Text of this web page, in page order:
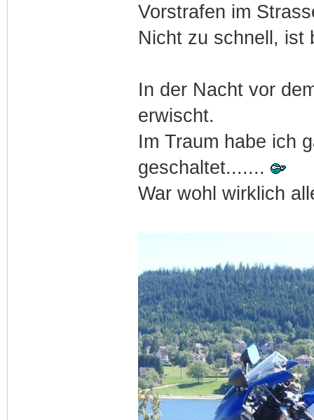
Vorstrafen im
Nicht zu schnell, ist
In der Nacht vor
erwischt.
Im Traum habe ich
geschaltet.......
War wohl wirklich